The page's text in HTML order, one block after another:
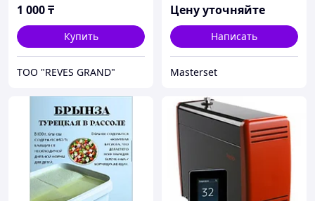
1 000₸
Купить
ТОО "REVES GRAND"
мность
Цену уточняйте
Написать
Masterset